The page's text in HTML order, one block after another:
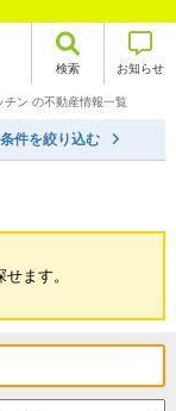
検索 お知らせ
ン の不動産情報一覧
件を絞り込む
ます。